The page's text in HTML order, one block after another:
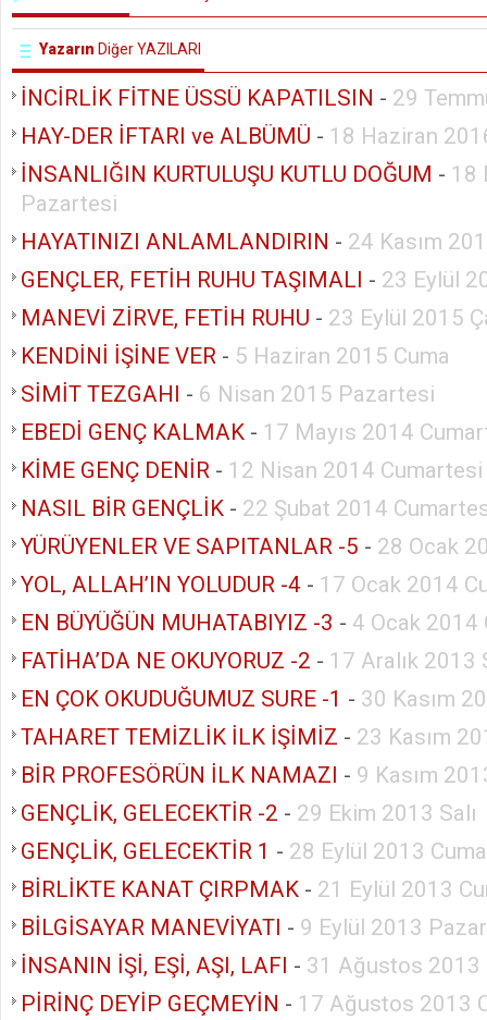
Yazarın Diğer YAZILARI
İNCİRLİK FİTNE ÜSSÜ KAPATILSIN - 29
HAY-DER İFTARI ve ALBÜMÜ - 18 Haziran
İNSANLIĞIN KURTULUŞU KUTLU DOĞUM - 18
Pazartesi
HAYATINIZI ANLAMLANDIRIN - 24 Kasım
GENÇLER, FETİH RUHU TAŞIMALI - 23 Eylül
MANEVİ ZİRVE, FETİH RUHU - 23 Eylül 2015
KENDİNİ İŞİNE VER - 5 Haziran 2015 Cuma
SİMİT TEZGAHI - 6 Nisan 2015 Pazartesi
EBEDİ GENÇ KALMAK - 17 Mayıs 2014
KİME GENÇ DENİR - 12 Nisan 2014 Cumartesi
NASIL BİR GENÇLİK - 22 Şubat 2014
YÜRÜYENLER VE SAPITANLAR -5 - 28 Ocak
YOL, ALLAH’IN YOLUDUR -4 - 17 Ocak 2014
EN BÜYÜĞÜN MUHATABIYIZ -3 - 4 Ocak 2014
FATİHA’DA NE OKUYORUZ -2 - 17 Aralık 2013
EN ÇOK OKUDUĞUMUZ SURE -1 - 30 Kasım
TAHARET TEMİZLİK İLK İŞİMİZ - 23 Kasım
BİR PROFESÖRÜN İLK NAMAZI - 9 Kasım
GENÇLİK, GELECEKTİR -2 - 29 Ekim 2013 Salı
GENÇLİK, GELECEKTİR 1 - 28 Eylül 2013
BİRLİKTE KANAT ÇIRPMAK - 21 Eylül 2013
BİLGİSAYAR MANEVİYATI - 9 Eylül 2013
İNSANIN İŞİ, EŞİ, AŞI, LAFI - 31 Ağustos 2013
PİRİNÇ DEYİP GEÇMEYİN - 17 Ağustos 2013